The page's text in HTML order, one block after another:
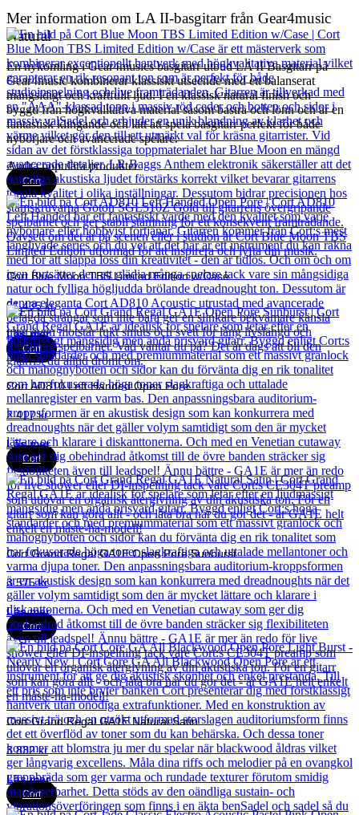
Mer information om LA II-basgitarr från Gear4music
Natural
En nykomling i Gear4musics basgitarr utbud LA II Basgitarr på
Gear4music kombinerar klassiskt utseende med ett balanserat
mångsidigt och kraftfullt ljud. I en klassisk natural finish och
byggd från högkvalitativa material såsom basträ och lönn och är en
fantastisk klingande och lätt att spela basgitarr perfekt för både
nybörjare och avancerade spelare.
Andra populära produkter
Cort
Cort Blue Moon TBS Limited Edition w/Case
21 435kr
Läs mer
Cort
Cort AD810 Left Handed Open Pore
2 417kr
Läs mer
Cort
Cort Grand Regal GA1E Open Pore Sunburst
3 575kr
Läs mer
Cort
Cort Grand Regal GA1E Natural Satin
3 832kr
Läs mer
Cort